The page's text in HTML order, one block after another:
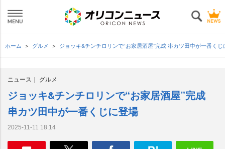
ホーム グルメ ジョッキ&チンチロリンで“お家居酒屋”完成 串カツ田中が一番く
ニュース グルメ
ジョッキ&チンチロリンで“お家居酒屋”完成
串カツ田中が一番くじに登場
2025-11-11 18:14